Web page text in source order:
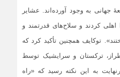
جهانی به وجود آورده‌اند. عشایر
کردند و سلاح‌های قدرتمند و
توکایف همچنین تأکید کرد که
ترکستان و سرایشیک توسط
به این نکته رسید که «راه